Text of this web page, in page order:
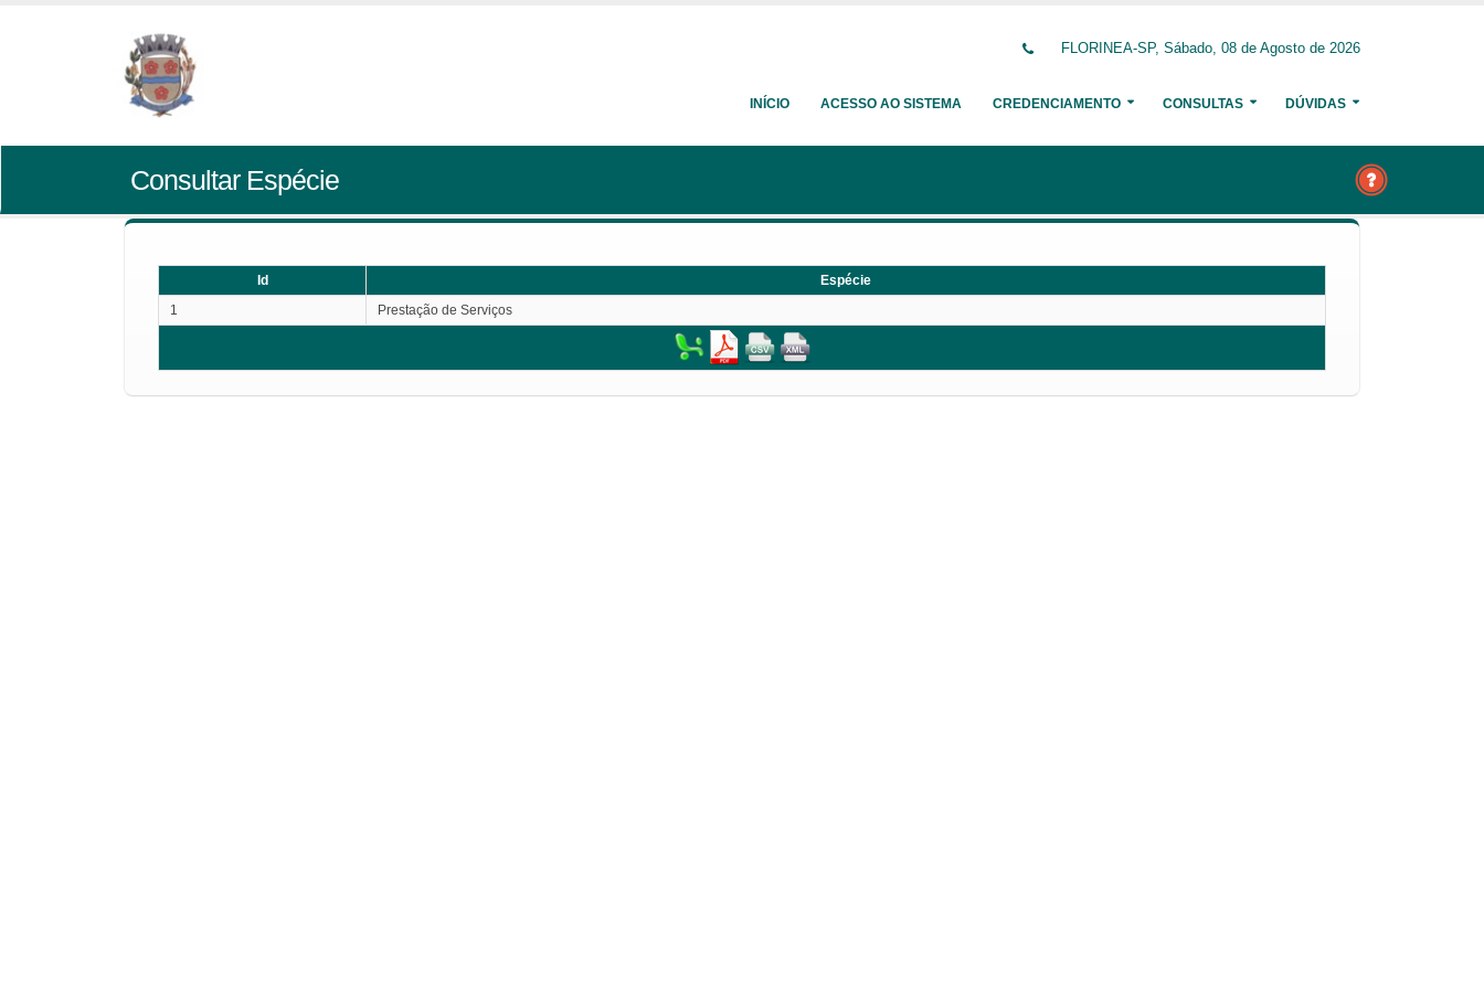
FLORINEA-SP, Sábado, 08 de Agosto de 2026
INÍCIO ACESSO AO SISTEMA CREDENCIAMENTO CONSULTAS DÚVIDAS
Consultar Espécie
Id
Espécie
1
Prestação de Serviços